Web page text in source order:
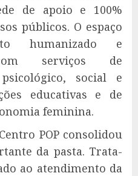
de apoio e 100%
públicos. O espaço
humanizado e
serviços de
social e
educativas e de
feminina.
POP consolidou
da pasta. Trata-
ao atendimento da